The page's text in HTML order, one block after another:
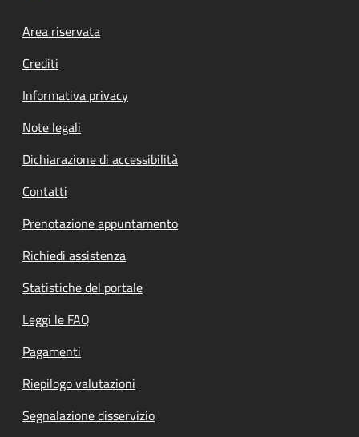
Footer menu
Area riservata
Crediti
Informativa privacy
Note legali
Dichiarazione di accessibilità
Contatti
Prenotazione appuntamento
Richiedi assistenza
Statistiche del portale
Leggi le FAQ
Pagamenti
Riepilogo valutazioni
Segnalazione disservizio